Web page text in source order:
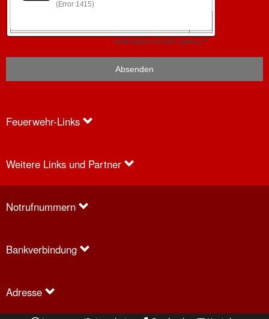
Feuerwehr-Links
Weitere Links und Partner
Notrufnummern
Bankverbindung
Adresse